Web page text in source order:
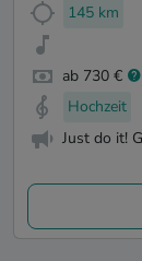
145 km
ab 730 €
Hochzeit
Just do it!